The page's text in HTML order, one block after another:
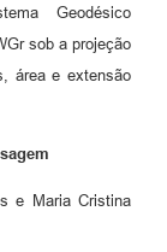
Geodésico
sob a projeção
área e extensão
e Maria Cristina